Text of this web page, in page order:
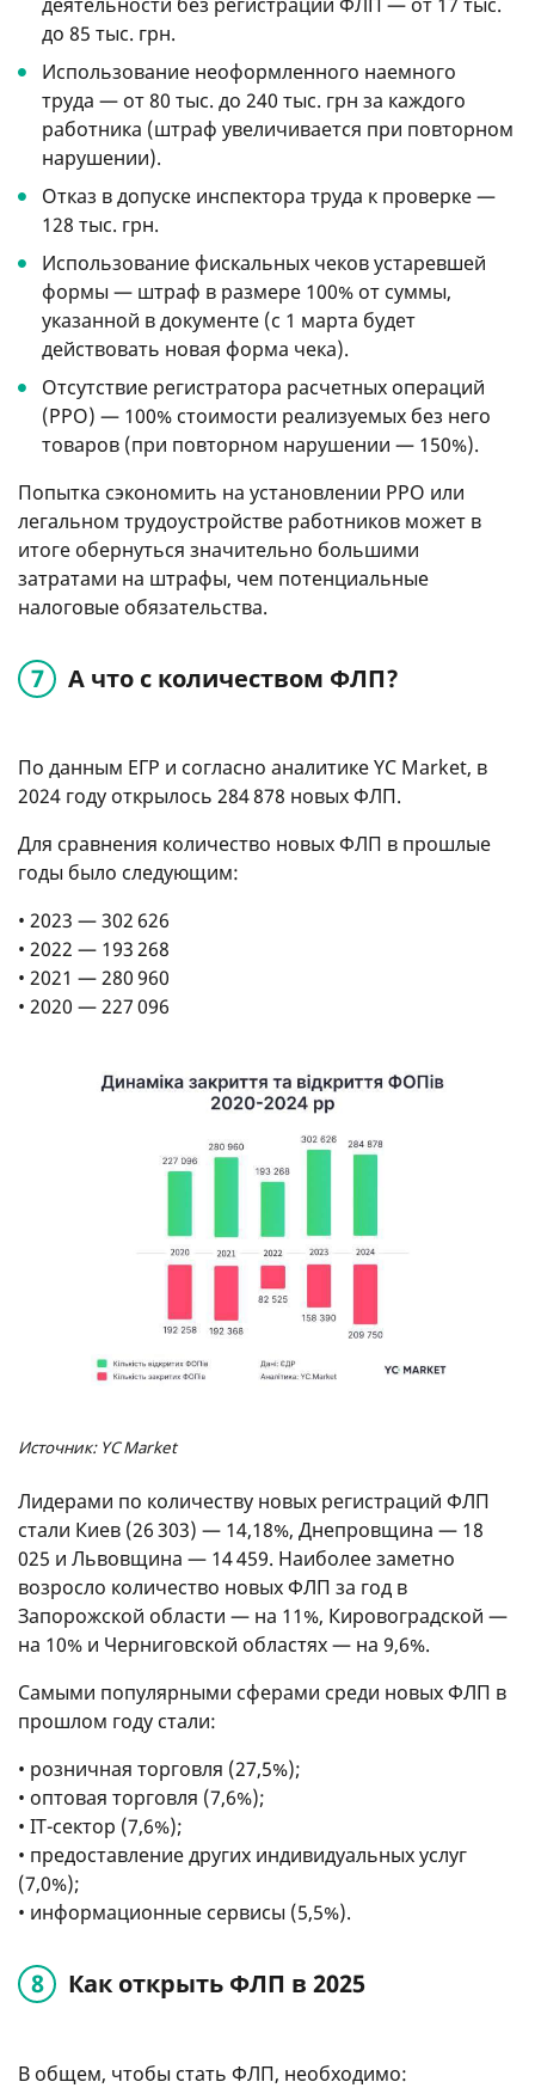
до 85 тыс. грн.
Использование неоформленного наемного
труда — от 80 тыс. до 240 тыс. грн за каждого
работника (штраф увеличивается при повторном
нарушении).
Отказ в допуске инспектора труда к проверке —
128 тыс. грн.
Использование фискальных чеков устаревшей
формы — штраф в размере 100% от суммы,
указанной в документе (с 1 марта будет
действовать новая форма чека).
Отсутствие регистратора расчетных операций
(РРО) — 100% стоимости реализуемых без него
товаров (при повторном нарушении — 150%).
Попытка сэкономить на установлении РРО или
легальном трудоустройстве работников может в
итоге обернуться значительно большими
затратами на штрафы, чем потенциальные
налоговые обязательства.
А что с количеством ФЛП?
По данным ЕГР и согласно аналитике YC Market, в
2024 году открылось 284 878 новых ФЛП.
Для сравнения количество новых ФЛП в прошлые
годы было следующим:
• 2023 — 302 626
• 2022 — 193 268
• 2021 — 280 960
• 2020 — 227 096
Источник: YC Market
Лидерами по количеству новых регистраций ФЛП
стали Киев (26 303) — 14,18%, Днепровщина — 18
025 и Львовщина — 14 459. Наиболее заметно
возросло количество новых ФЛП за год в
Запорожской области — на 11%, Кировоградской —
на 10% и Черниговской областях — на 9,6%.
Самыми популярными сферами среди новых ФЛП в
прошлом году стали:
• розничная торговля (27,5%);
• оптовая торговля (7,6%);
• IT-сектор (7,6%);
• предоставление других индивидуальных услуг
(7,0%);
• информационные сервисы (5,5%).
Как открыть ФЛП в 2025
В общем, чтобы стать ФЛП, необходимо: